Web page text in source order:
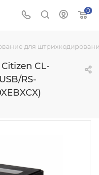
0
для
CL-
RS-